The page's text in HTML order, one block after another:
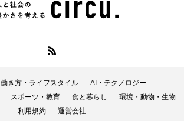
働き方・ライフスタイル
AI・テクノロジー
スポーツ・教育 食と暮らし
環境・動物・生物
利用規約
運営会社